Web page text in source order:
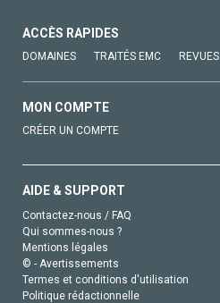
ACCÈS RAPIDES
DOMAINES TRAITÉS EMC REVUES
MON COMPTE
CRÉER UN COMPTE
AIDE & SUPPORT
Contactez-nous / FAQ
Qui sommes-nous ?
Mentions légales
© - Avertissements
Termes et conditions d'utilisation
Politique rédactionnelle